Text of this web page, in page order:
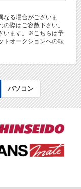
る場合がございま
際はご容赦下さい。
います。※こちらは予
トオークションへの転
パソコン